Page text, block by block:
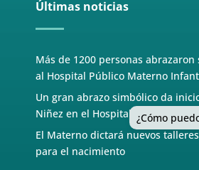
Últimas noticias
Más de 1200 personas
al Hospital Público Materno
Un gran abrazo simbólico da
Niñez en el Hospital Materno
El Materno dictará nuevos
para el nacimiento
¿Cómo